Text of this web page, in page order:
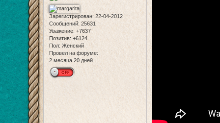
Зарегистрирован: 22-04-2012
Сообщений: 25631
Уважение: +7637
Позитив: +6124
Пол: Женский
Провел на форуме:
2 месяца 20 дней